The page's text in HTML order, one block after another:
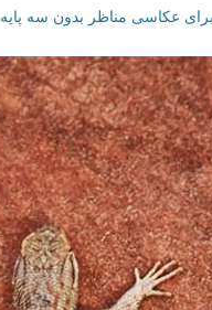
برای عکاسی مناظر بدون سه پایه